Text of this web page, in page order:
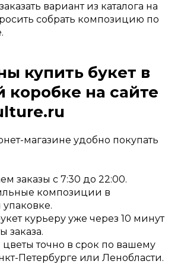
вариант из каталога на
собрать композицию по
купить букет в
на сайте
магазине удобно покупать
заказы с 7:30 до 22:00.
композиции в
курьеру уже через 10 минут
заказа.
точно в срок по вашему
Петербурге или Ленобласти.